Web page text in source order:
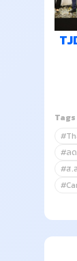
Tags
#ล
#ส.